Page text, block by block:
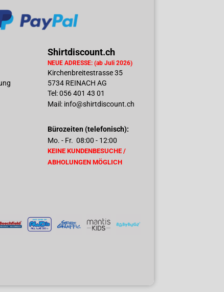
Shirtdiscount.ch
NEUE ADRESSE: (ab Juli 2026)
Kirchenbreitestrasse 35
5734 REINACH AG
Tel: 056 401 43 01
Mail: info@shirtdiscount.ch
Bürozeiten (telefonisch):
Mo. - Fr. 08:00 - 12:00
KEINE KUNDENBESUCHE /
ABHOLUNGEN MÖGLICH